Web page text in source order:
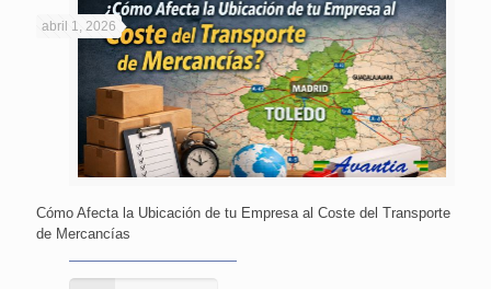
abril 1, 2026
Cómo Afecta la Ubicación de tu Empresa al Coste del Transporte
de Mercancías